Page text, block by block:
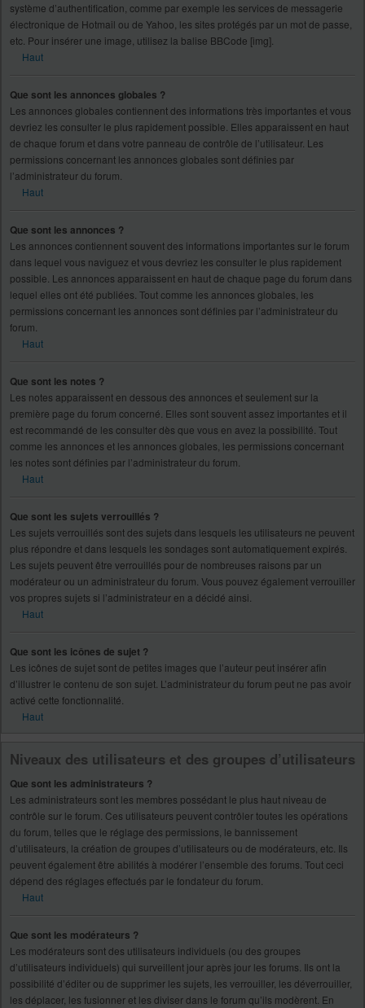
système d’authentification, comme par exemple les services de messagerie
électronique de Hotmail ou de Yahoo, les sites protégés par un mot de passe,
etc. Pour insérer une image, utilisez la balise BBCode [img].
Haut
Que sont les annonces globales ?
Les annonces globales contiennent des informations très importantes et vous
devriez les consulter le plus rapidement possible. Elles apparaissent en haut
de chaque forum et dans votre panneau de contrôle de l’utilisateur. Les
permissions concernant les annonces globales sont définies par
l’administrateur du forum.
Haut
Que sont les annonces ?
Les annonces contiennent souvent des informations importantes sur le forum
dans lequel vous naviguez et vous devriez les consulter le plus rapidement
possible. Les annonces apparaissent en haut de chaque page du forum dans
lequel elles ont été publiées. Tout comme les annonces globales, les
permissions concernant les annonces sont définies par l’administrateur du
forum.
Haut
Que sont les notes ?
Les notes apparaissent en dessous des annonces et seulement sur la
première page du forum concerné. Elles sont souvent assez importantes et il
est recommandé de les consulter dès que vous en avez la possibilité. Tout
comme les annonces et les annonces globales, les permissions concernant
les notes sont définies par l’administrateur du forum.
Haut
Que sont les sujets verrouillés ?
Les sujets verrouillés sont des sujets dans lesquels les utilisateurs ne peuvent
plus répondre et dans lesquels les sondages sont automatiquement expirés.
Les sujets peuvent être verrouillés pour de nombreuses raisons par un
modérateur ou un administrateur du forum. Vous pouvez également verrouiller
vos propres sujets si l’administrateur en a décidé ainsi.
Haut
Que sont les icônes de sujet ?
Les icônes de sujet sont de petites images que l’auteur peut insérer afin
d’illustrer le contenu de son sujet. L’administrateur du forum peut ne pas avoir
activé cette fonctionnalité.
Haut
Niveaux des utilisateurs et des groupes d’utilisateurs
Que sont les administrateurs ?
Les administrateurs sont les membres possédant le plus haut niveau de
contrôle sur le forum. Ces utilisateurs peuvent contrôler toutes les opérations
du forum, telles que le réglage des permissions, le bannissement
d’utilisateurs, la création de groupes d’utilisateurs ou de modérateurs, etc. Ils
peuvent également être abilités à modérer l’ensemble des forums. Tout ceci
dépend des réglages effectués par le fondateur du forum.
Haut
Que sont les modérateurs ?
Les modérateurs sont des utilisateurs individuels (ou des groupes
d’utilisateurs individuels) qui surveillent jour après jour les forums. Ils ont la
possibilité d’éditer ou de supprimer les sujets, les verrouiller, les déverrouiller,
les déplacer, les fusionner et les diviser dans le forum qu’ils modèrent. En